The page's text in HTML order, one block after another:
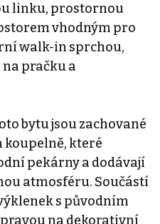
linku, prostornou
vhodným pro
walk-in sprchou,
pračku a
bytu jsou zachované
koupelně, které
pekárny a dodávají
atmosféru. Součástí
s původním
na dekorativní